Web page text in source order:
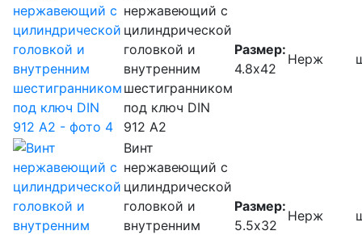
нержавеющий с
цилиндрической
головкой и
внутренним
шестигранником
под ключ DIN
912 А2
Размер:
4.8х42
Нерж
Винт
нержавеющий с
цилиндрической
головкой и
внутренним
Размер:
5.5х32
Нерж